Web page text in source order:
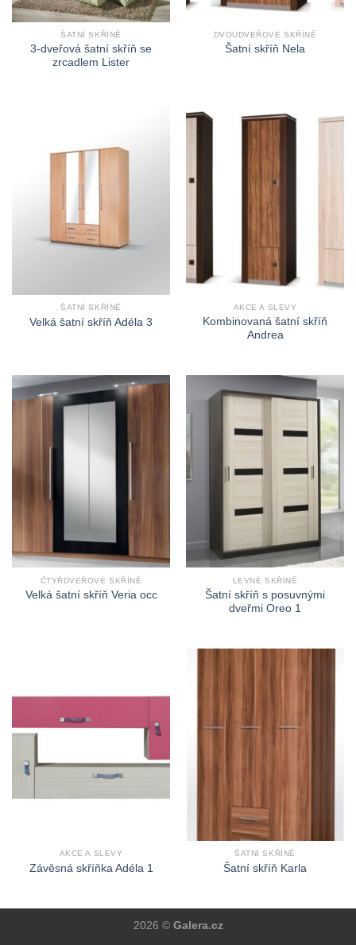
ŠATNÍ SKŘÍNĚ
3-dveřová šatní skříň se
zrcadlem Lister
DVOUDVEŘOVÉ SKŘÍNĚ
Šatní skříň Nela
ŠATNÍ SKŘÍNĚ
Velká šatní skříň Adéla 3
AKCE A SLEVY
Kombinovaná šatní skříň
Andrea
ČTYŘDVEŘOVÉ SKŘÍNĚ
Velká šatní skříň Veria occ
LEVNÉ SKŘÍNĚ
Šatní skříň s posuvnými
dveřmi Oreo 1
AKCE A SLEVY
Závěsná skříňka Adéla 1
ŠATNÍ SKŘÍNĚ
Šatní skříň Karla
2026 © Galera.cz